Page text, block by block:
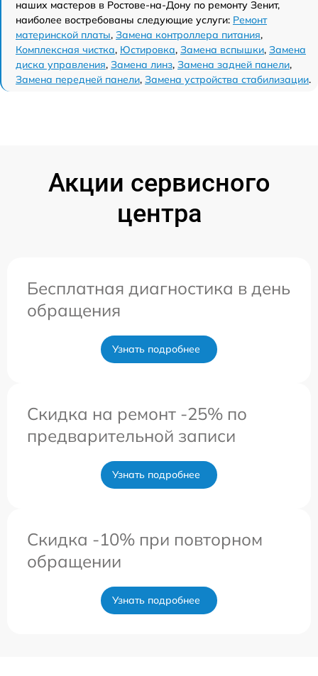
наших мастеров в Ростове-на-Дону по ремонту Зенит,
наиболее востребованы следующие услуги: Ремонт
материнской платы, Замена контроллера питания,
Комплексная чистка, Юстировка, Замена вспышки, Замена
диска управления, Замена линз, Замена задней панели,
Замена передней панели, Замена устройства стабилизации.
Акции сервисного
центра
Бесплатная диагностика в день
обращения
Узнать подробнее
Скидка на ремонт -25% по
предварительной записи
Узнать подробнее
Скидка -10% при повторном
обращении
Узнать подробнее